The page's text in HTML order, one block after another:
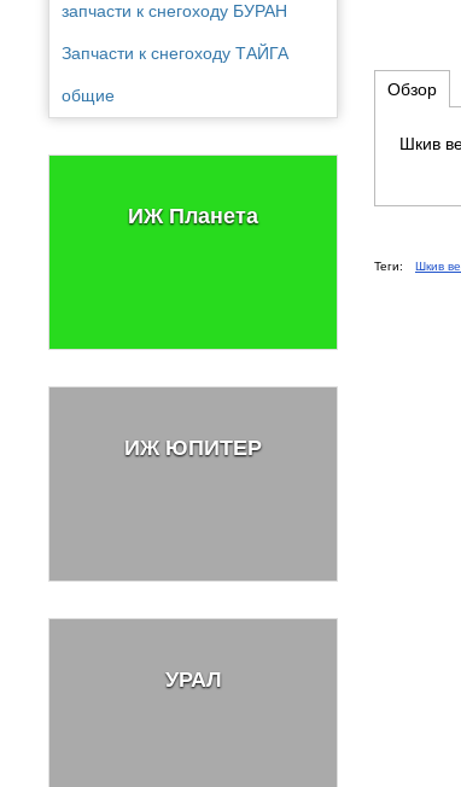
запчасти к снегоходу БУРАН
Запчасти к снегоходу ТАЙГА
общие
ИЖ Планета
ИЖ ЮПИТЕР
УРАЛ
Обзор
Шкив
Теги: Шкив